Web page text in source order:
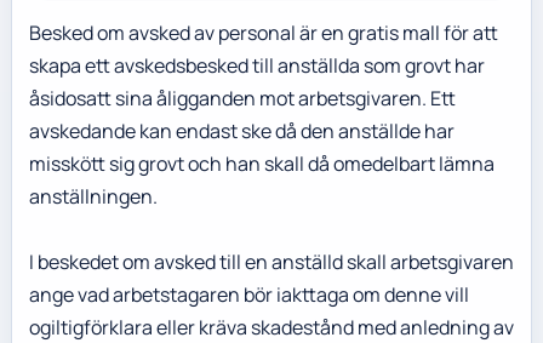
Besked om avsked av personal är en gratis mall för att
skapa ett avskedsbesked till anställda som grovt har
åsidosatt sina åligganden mot arbetsgivaren. Ett
avskedande kan endast ske då den anställde har
misskött sig grovt och han skall då omedelbart lämna
anställningen.
I beskedet om avsked till en anställd skall arbetsgivaren
ange vad arbetstagaren bör iakttaga om denne vill
ogiltigförklara eller kräva skadestånd med anledning av